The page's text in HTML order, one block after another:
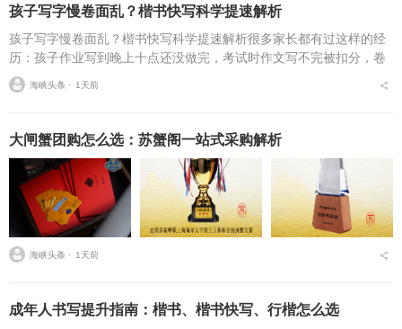
孩子写字慢卷面乱？楷书快写科学提速解析
孩子写字慢卷面乱？楷书快写科学提速解析很多家长都有过这样的经
历：孩子作业写到晚上十点还没做完，考试时作文写不完被扣分，卷
面因为字迹潦草被老师多次点名。据相关调查显示，67%的小学生存
在书写速度不达标问...
海峡头条 ⋅ 1天前
大闸蟹团购怎么选：苏蟹阁一站式采购解析
海峡头条 ⋅ 1天前
成年人书写提升指南：楷书、楷书快写、行楷怎么选